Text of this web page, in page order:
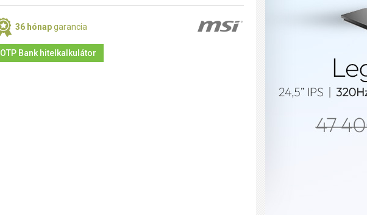
36 hónapgarancia
OTP Bank hitelkalkulátor